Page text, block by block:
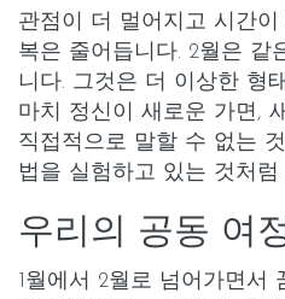
관점이 더 멀어지고 시간
복은 줄어듭니다. 2월은 같
니다. 그것은 더 이상한 형
마치 정신이 새로운 가면,
직접적으로 말할 수 없는
법을 실험하고 있는 것처럼
우리의 공동 여
1월에서 2월로 넘어가면서